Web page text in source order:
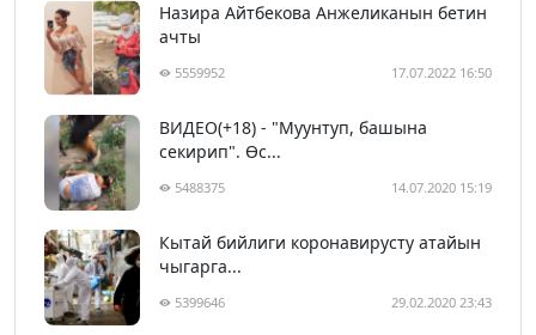
Назира Айтбекова Анжеликанын бетин
ачты
5559952 17.07.2022 16:50
ВИДЕО(+18) - "Муунтуп, башына
секирип". Өс...
5488375 14.07.2020 15:19
Кытай бийлиги коронавирусту атайын
чыгарга...
5399646 29.02.2020 23:43